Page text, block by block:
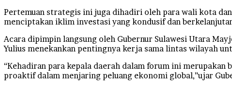
Pertemuan strategis ini juga dihadiri oleh para wali kota
menciptakan iklim investasi yang kondusif dan
Acara dipimpin langsung oleh Gubernur Sulawesi Utara
Yulius menekankan pentingnya kerja sama lintas wilayah
“Kehadiran para kepala daerah dalam forum ini
proaktif dalam menjaring peluang ekonomi global,”ujar